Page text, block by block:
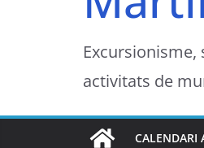
activitats de
CALENDARI